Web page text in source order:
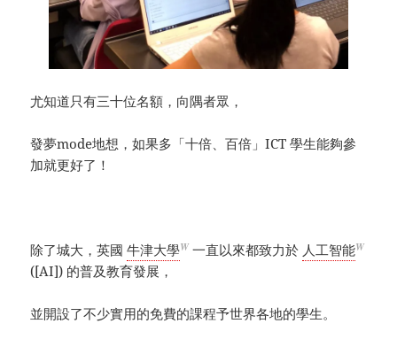
尤知道只有三十位名額，向隅者眾，
發夢mode地想，如果多「十倍、百倍」ICT 學生能夠參
加就更好了！
除了城大，英國牛津大學W 一直以來都致力於 人工智能W
([AI]) 的普及教育發展，
並開設了不少實用的免費的課程予世界各地的學生。